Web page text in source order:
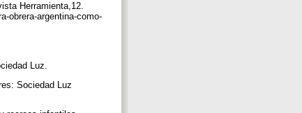
Herramienta,12.
obrera-argentina-como-
Luz.
Sociedad Luz